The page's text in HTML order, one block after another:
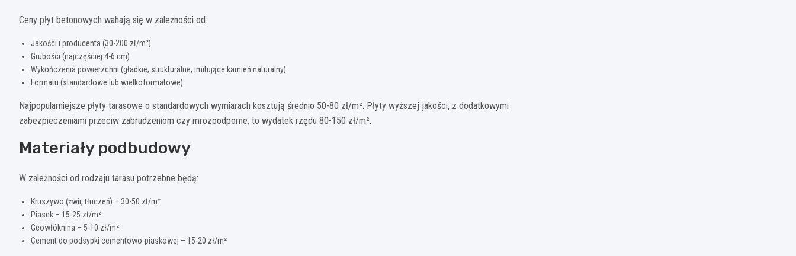
Ceny płyt betonowych wahają się w zależności od:
Jakości i producenta (30-200 zł/m²)
Grubości (najczęściej 4-6 cm)
Wykończenia powierzchni (gładkie, strukturalne, imitujące kamień naturalny)
Formatu (standardowe lub wielkoformatowe)
Najpopularniejsze płyty tarasowe o standardowych wymiarach kosztują średnio 50-80 zł/m². Płyty wyższej jakości, z dodatkowymi
zabezpieczeniami przeciw zabrudzeniom czy mrozoodporne, to wydatek rzędu 80-150 zł/m².
Materiały podbudowy
W zależności od rodzaju tarasu potrzebne będą:
Kruszywo (żwir, tłuczeń) – 30-50 zł/m²
Piasek – 15-25 zł/m²
Geowłóknina – 5-10 zł/m²
Cement do podsypki cementowo-piaskowej – 15-20 zł/m²